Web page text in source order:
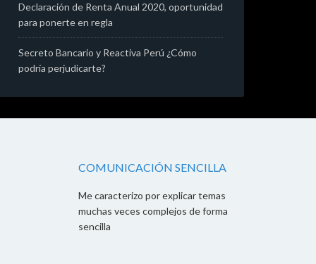
Declaración de Renta Anual 2020, oportunidad
para ponerte en regla
Secreto Bancario y Reactiva Perú ¿Cómo
podría perjudicarte?
COMUNICACIÓN SENCILLA
Me caracterizo por explicar temas
muchas veces complejos de forma
sencilla